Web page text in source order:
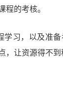
的考核。
习，以及准
让资源得不到